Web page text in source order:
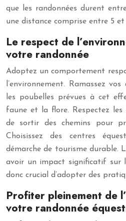
que les randonnées durent
une distance comprise entre 5
Le respect de
votre randonnée
Adoptez un comportement
l’environnement. Ramassez
les poubelles prévues à cet
faune et la flore. Respectez
de sortir des chemins pour
Choisissez des centres
démarche de tourisme durable.
avoir un impact significatif sur
donc crucial d’adopter des
Profiter pleinement de
votre randonnée